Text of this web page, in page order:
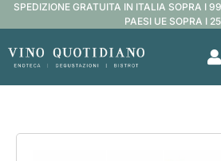
SPEDIZIONE GRATUITA IN ITALIA SOPRA I
PAESI UE SOPRA I